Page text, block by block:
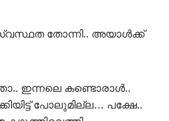
തോന്നി.. അയാൾക്ക്
ഇന്നലെ കണ്ടൊരാൾ..
പോലുമില്ല… പക്ഷേ..